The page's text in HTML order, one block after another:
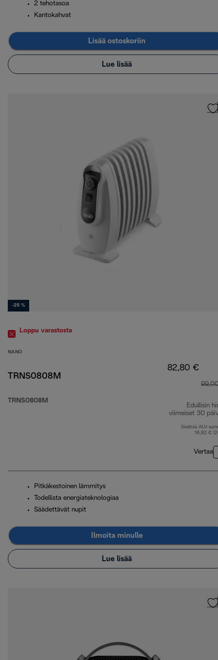
2 tehotasoa
Kantokahvat
Lisää ostoskoriin
Lue lisää
-25 %
Loppu varastosta
NANO
TRNS0808M
TRNS0808M
82,80 €
Edullisin
viimeiset 30
Sisältää ALV-
16,82 €
Vertaa
Pitkäkestoinen lämmitys
Todellista energiateknologiaa
Säädettävät nupit
Ilmoita minulle
Lue lisää